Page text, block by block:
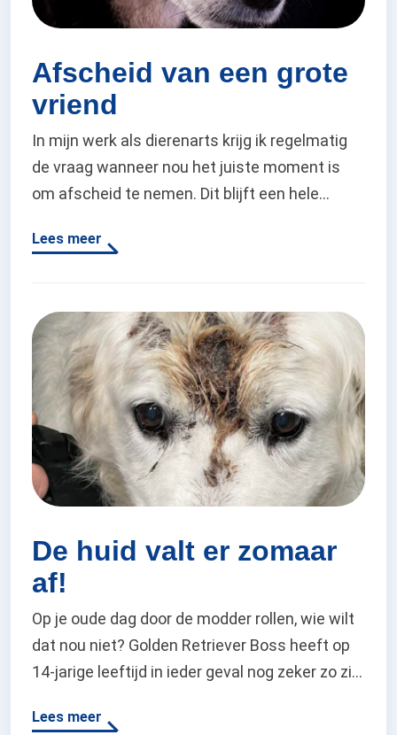
Afscheid van een grote
vriend
In mijn werk als dierenarts krijg ik regelmatig
de vraag wanneer nou het juiste moment is
om afscheid te nemen. Dit blijft een hele
de andere niet. Wanneer de slechte dagen
overwegen…
Lees meer
De huid valt er zomaar
af!
Op je oude dag door de modder rollen, wie wilt
dat nou niet? Golden Retriever Boss heeft op
14-jarige leeftijd in ieder geval nog zeker zo zijn
douchebeurt moet plaatsvinden neemt hij dan
Lees meer